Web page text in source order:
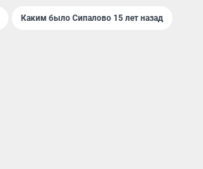
Каким было Сипалово 15 лет назад